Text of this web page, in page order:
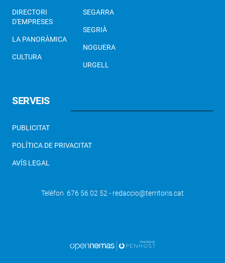
DIRECTORI
D'EMPRESES
LA PANORÀMICA
CULTURA
SEGARRA
SEGRIÀ
NOGUERA
URGELL
SERVEIS
PUBLICITAT
POLÍTICA DE PRIVACITAT
AVÍS LEGAL
Telèfon 676 56 02 52 - redaccio@territoris.cat